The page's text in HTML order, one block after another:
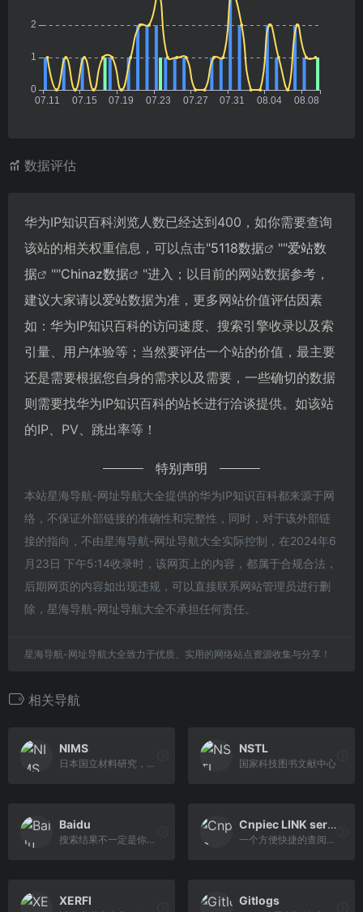
数据评估
华为IP知识百科浏览人数已经达到400，如你需要查询
该站的相关权重信息，可以点击"5118数据 ""爱站数
据
""Chinaz数据
"进入；以目前的网站数据参考，
建议大家请以爱站数据为准，更多网站价值评估因素
如：华为IP知识百科的访问速度、搜索引擎收录以及索
引量、用户体验等；当然要评估一个站的价值，最主要
还是需要根据您自身的需求以及需要，一些确切的数据
则需要找华为IP知识百科的站长进行洽谈提供。如该站
的IP、PV、跳出率等！
特别声明
本站星海导航-网址导航大全提供的华为IP知识百科都来源于网
络，不保证外部链接的准确性和完整性，同时，对于该外部链
接的指向，不由星海导航-网址导航大全实际控制，在2024年6
月23日 下午5:14收录时，该网页上的内容，都属于合规合法，
后期网页的内容如出现违规，可以直接联系网站管理员进行删
除，星海导航-网址导航大全不承担任何责任。
星海导航-网址导航大全致力于优质、实用的网络站点资源收集与分享！
相关导航
NIMS
日本国立材料研究，报告当前的科研进展以及材料科学的重要趋势
NSTL
国家科技图书文献中心
Baidu
搜索结果不一定是你想要的，广告也多。
Cnpiec LINK service
一个方便快捷的查阅国外各类期刊文献的综合网络平台
XERFI Gitlogs